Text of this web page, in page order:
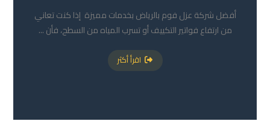
أفضل شركة عزل فوم بالرياض بخدمات مميزة إذا كنت تعاني
من ارتفاع فواتير التكييف أو تسرب المياه من السطح، فأن ...
اقرأ أكثر